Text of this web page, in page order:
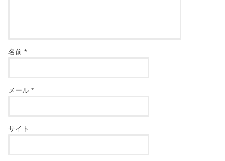
名前*
メール*
サイト